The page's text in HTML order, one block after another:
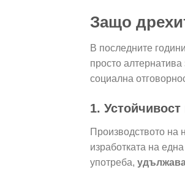
Защо
В последните
просто
социална
1.
Производството на
изработката на
употреба,